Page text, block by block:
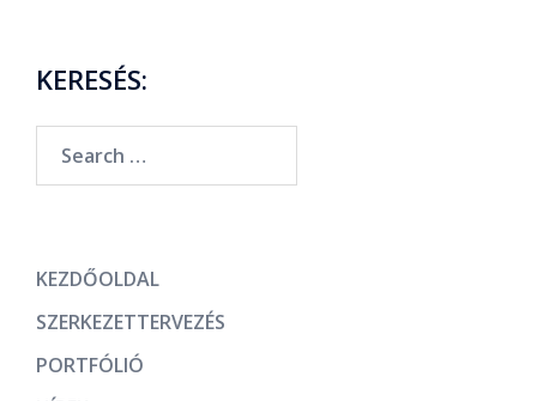
KERESÉS:
KEZDŐOLDAL
SZERKEZETTERVEZÉS
PORTFÓLIÓ